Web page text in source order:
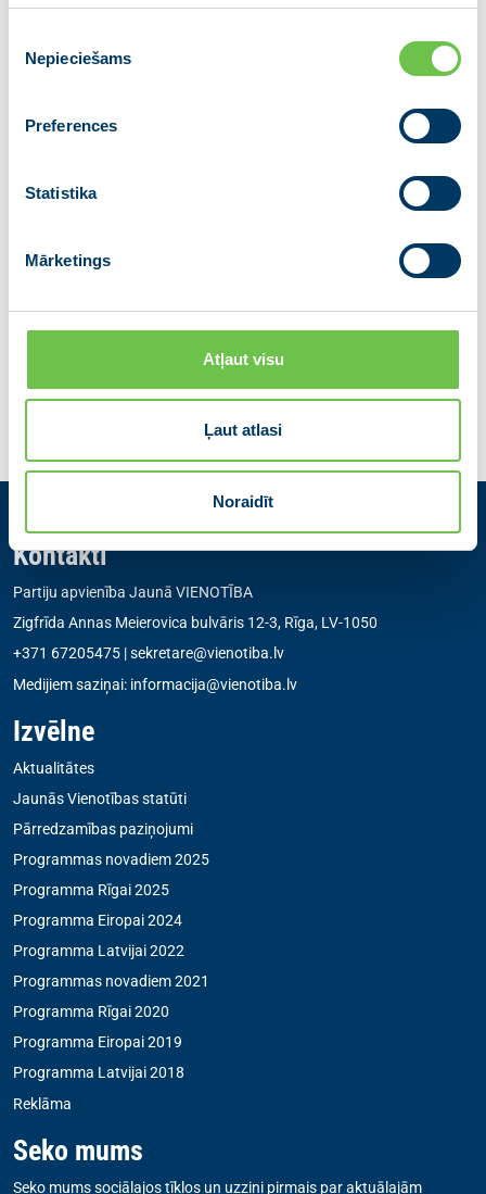
izvēle
Nepieciešams
Preferences
Statistika
Mārketings
Atļaut visu
Ļaut atlasi
Noraidīt
“Tukuma pilsētai un novadam”, “Valmierai un
Vidzemei”, “Jēkabpils reģionālā partija” , savukārt ar
“Latgales partiju” apvienībai ir ilgstoša sadarbība kā
valdes priekšsēdētājs ir Ministru prezidents Krišjānis
Papildus informācijai:
informacija@vienotiba.lv
, tālrunis: +371 67205472
Dalies ar ziņu
Iepriekšējā Atgriezties Nākamā
Kontakti
Partiju apvienība Jaunā VIENOTĪBA
Zigfrīda Annas Meierovica bulvāris 12-3, Rīga, LV-1050
+371 67205475 |sekretare@vienotiba.lv
Medijiem saziņai: informacija@vienotiba.lv
Izvēlne
Aktualitātes
Jaunās Vienotības statūti
Pārredzamības paziņojumi
Programmas novadiem 2025
Programma Rīgai 2025
Programma Eiropai 2024
Programma Latvijai 2022
Programmas novadiem 2021
Programma Rīgai 2020
Programma Eiropai 2019
Programma Latvijai 2018
Reklāma
Seko mums
Seko mums sociālajos tīklos un uzzini pirmais par aktuālajām